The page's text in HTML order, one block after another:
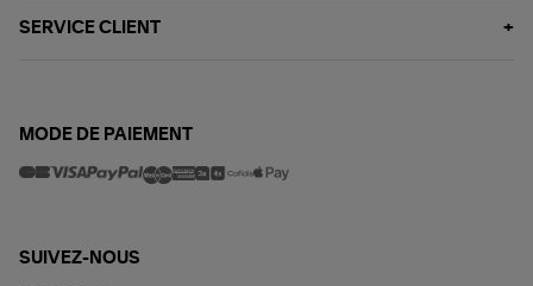
SERVICE CLIENT
MODE DE PAIEMENT
SUIVEZ-NOUS